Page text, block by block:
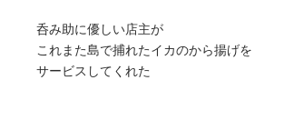
呑み助に優しい店主が
これまた島で捕れたイカのから揚げを
サービスしてくれた